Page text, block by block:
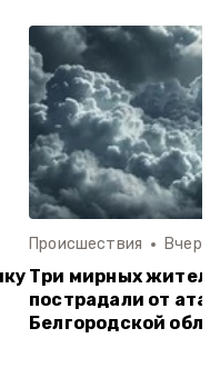
Происшествия Вчера,
Три мирных жителя
пострадали от
Белгородской